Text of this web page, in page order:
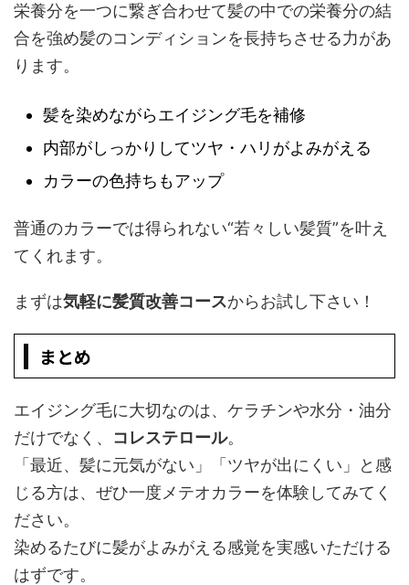
栄養分を一つに繋ぎ合わせて髪の中での栄養分の結
合を強め髪のコンディションを長持ちさせる力があ
ります。
髪を染めながらエイジング毛を補修
内部がしっかりしてツヤ・ハリがよみがえる
カラーの色持ちもアップ
普通のカラーでは得られない“若々しい髪質”を叶え
てくれます。
まずは気軽に髪質改善コースからお試し下さい！
まとめ
エイジング毛に大切なのは、ケラチンや水分・油分
だけでなく、 コレステロール。
「最近、髪に元気がない」「ツヤが出にくい」と感
じる方は、ぜひ一度メテオカラーを体験してみてく
ださい。
染めるたびに髪がよみがえる感覚を実感いただける
はずです。